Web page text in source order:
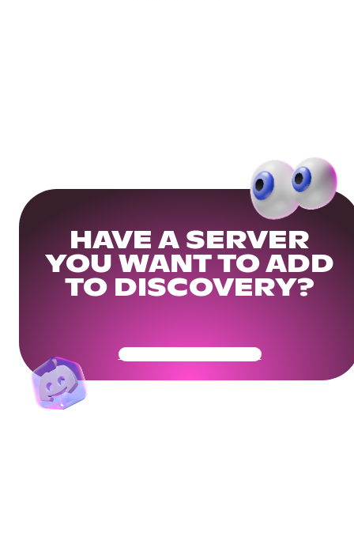
HAVE A SERVER
YOU WANT TO ADD
TO DISCOVERY?
Get Your Community Ready